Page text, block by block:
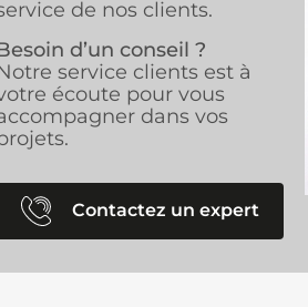
de nos clients.
d’un conseil ?
service clients est à
écoute pour vous
dans vos
Contactez un expert